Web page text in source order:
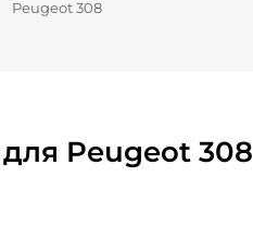
Peugeot 308
Peugeot 308